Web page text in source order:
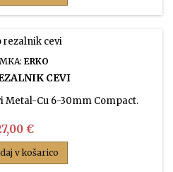
ERKO
CEVI
Metal-Cu 6-30mm Compact.
€
v košarico